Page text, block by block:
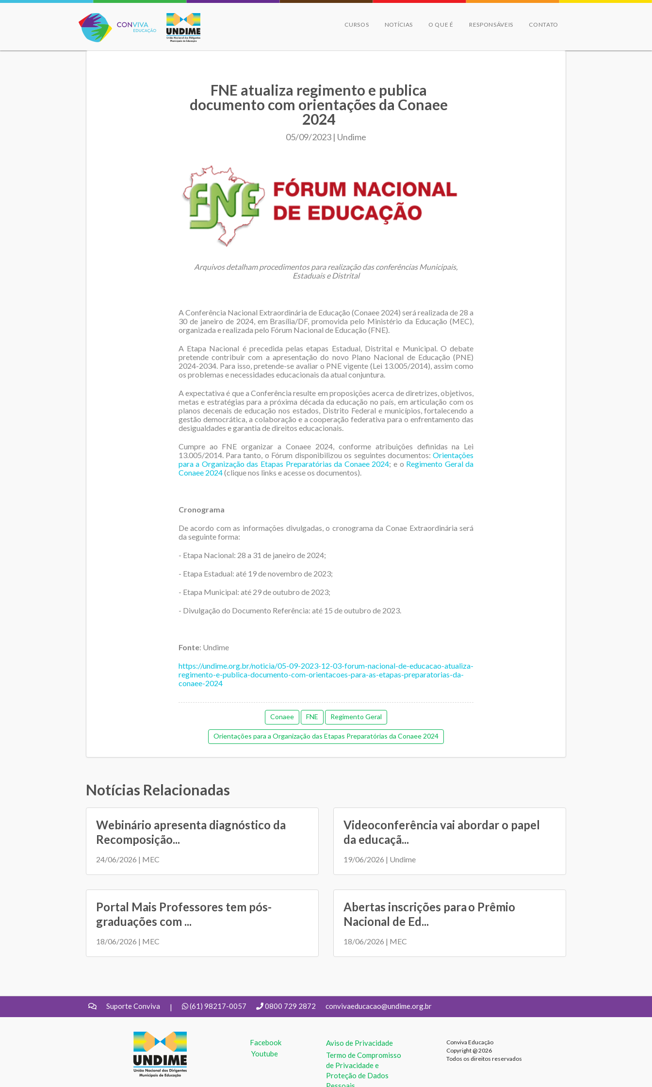
Conviva Educação
CURSOS NOTÍCIAS O QUE É RESPONSÁVEIS CONTATO
FNE atualiza regimento e publica
documento com orientações da Conaee
2024
05/09/2023 | Undime
Arquivos detalham procedimentos para realização das conferências Municipais,
Estaduais e Distrital
A Conferência Nacional Extraordinária de Educação (Conaee 2024) será realizada de 28 a
30 de janeiro de 2024, em Brasília/DF, promovida pelo Ministério da Educação (MEC),
organizada e realizada pelo Fórum Nacional de Educação (FNE).
A Etapa Nacional é precedida pelas etapas Estadual, Distrital e Municipal. O debate
pretende contribuir com a apresentação do novo Plano Nacional de Educação (PNE)
2024-2034. Para isso, pretende-se avaliar o PNE vigente (Lei 13.005/2014), assim como
os problemas e necessidades educacionais da atual conjuntura.
A expectativa é que a Conferência resulte em proposições acerca de diretrizes, objetivos,
metas e estratégias para a próxima década da educação no país, em articulação com os
planos decenais de educação nos estados, Distrito Federal e municípios, fortalecendo a
gestão democrática, a colaboração e a cooperação federativa para o enfrentamento das
desigualdades e garantia de direitos educacionais.
Cumpre ao FNE organizar a Conaee 2024, conforme atribuições definidas na Lei
13.005/2014. Para tanto, o Fórum disponibilizou os seguintes documentos:Orientações
para a Organização das Etapas Preparatórias da Conaee 2024; e o Regimento Geral da
Conaee 2024(clique nos links e acesse os documentos).
Cronograma
De acordo com as informações divulgadas, o cronograma da Conae Extraordinária será
da seguinte forma:
- Etapa Nacional: 28 a 31 de janeiro de 2024;
- Etapa Estadual: até 19 de novembro de 2023;
- Etapa Municipal: até 29 de outubro de 2023;
- Divulgação do Documento Referência: até 15 de outubro de 2023.
Fonte: Undime
https://undime.org.br/noticia/05-09-2023-12-03-forum-nacional-de-educacao-atualiza-
regimento-e-publica-documento-com-orientacoes-para-as-etapas-preparatorias-da-
conaee-2024
Conaee FNE Regimento Geral
Orientações para a Organização das Etapas Preparatórias da Conaee 2024
Alimentação escolar Estrutura e documentação Gestão administrativa
Orçamentária e financeira (antiga)
Notícias Relacionadas
Webinário apresenta diagnóstico da
Recomposição...
24/06/2026 | MEC
Videoconferência vai abordar o papel
da educaçã...
19/06/2026 | Undime
Portal Mais Professores tem pós-
graduações com ...
18/06/2026 | MEC
Abertas inscrições para o Prêmio
Nacional de Ed...
18/06/2026 | MEC
Suporte Conviva | (61) 98217-0057 0800 729 2872 convivaeducacao@undime.org.br
UNDIME
Facebook
Youtube
Aviso de Privacidade
Termo de Compromisso
de Privacidade e
Proteção de Dados
Conviva Educação
Copyright @ 2026
Todos os direitos reservados